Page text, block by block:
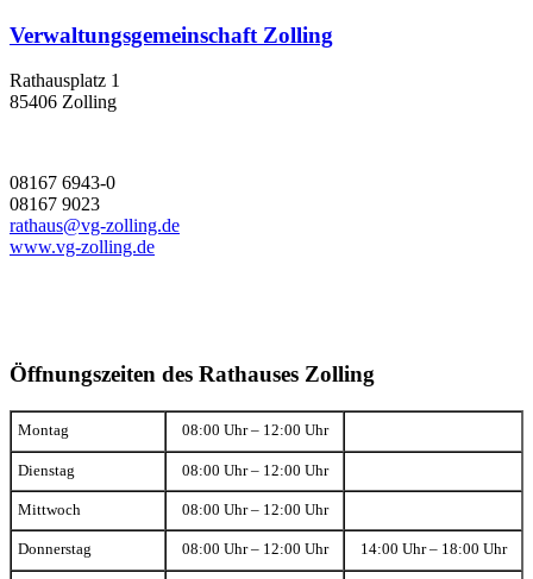
Verwaltungsgemeinschaft Zolling
Rathausplatz 1
85406 Zolling
08167 6943-0
08167 9023
rathaus@vg-zolling.de
www.vg-zolling.de
Öffnungszeiten des Rathauses Zolling
Montag 08:00 Uhr – 12:00 Uhr
Dienstag 08:00 Uhr – 12:00 Uhr
Mittwoch 08:00 Uhr – 12:00 Uhr
Donnerstag 08:00 Uhr – 12:00 Uhr 14:00 Uhr – 18:00 Uhr